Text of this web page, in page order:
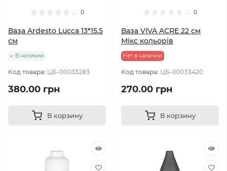
0
Ваза Ardesto Lucca 13*15.5
см
В наличии
Код товара: ЦБ-00033283
380.00 грн
В корзину
0
Ваза VIVA ACRE 22 см
Мікс кольорів
Нет в наличии
Код товара: ЦБ-00033420
270.00 грн
В корзину